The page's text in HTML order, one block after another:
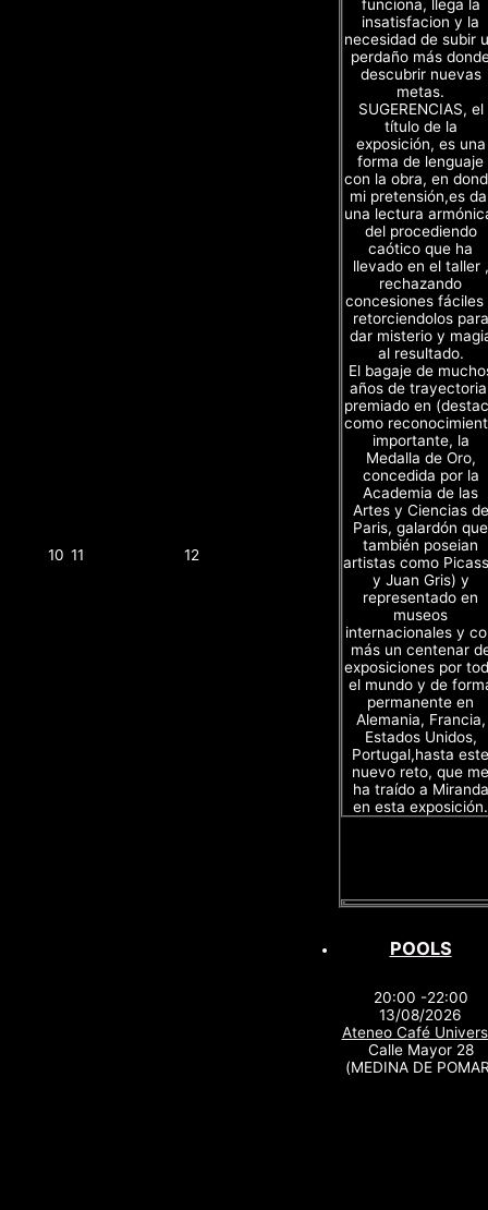
10 11 12
funciona, llega la
insatisfacion y la
necesidad de subir
perdaño más
descubrir nuevas
metas.
SUGERENCIAS, el
título de la
exposición, es una
forma de lenguaje
con la obra, en
mi pretensión,es
una lectura
del procediendo
caótico que ha
llevado en el taller ,
rechazando
concesiones fáciles
retorciendolos para
dar misterio y
al resultado.
El bagaje de
años de
premiado en
como
importante, la
Medalla de Oro,
concedida por la
Academia de las
Artes y Ciencias de
Paris, galardón que
también poseian
artistas como
y Juan Gris) y
representado en
museos
internacionales y
más un centenar
exposiciones por
el mundo y de
permanente en
Alemania, Francia,
Estados Unidos,
Portugal,hasta este
nuevo reto, que me
ha traído a Miranda
en esta exposición.
POOLS
20:00 -22:00
13/08/2026
Ateneo Café
Calle Mayor 28
(MEDINA DE